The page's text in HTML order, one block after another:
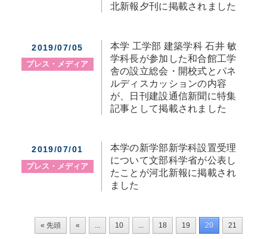
北新報夕刊に掲載されました
2019/07/05
プレス・メディア
本学 工学部 建築学科 石井 敏
学科長が参加した和合館工学
舎の設立総会・開校式とパネ
ルディスカッションの内容
が、日刊建設通信新聞に特集
記事として掲載されました
2019/07/01
プレス・メディア
本学の新学部新学科設置受理
について文部科学省が公表し
たことが河北新報に掲載され
ました
« 先頭 « ... 10 ... 18 19 20 21